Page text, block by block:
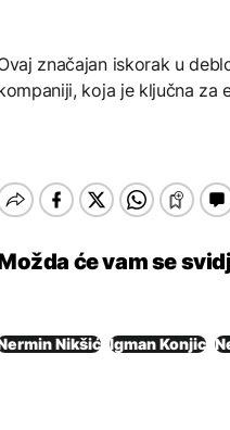
značajan iskorak u
koja je ključna za
će vam se
Nikšić Igman Konjic